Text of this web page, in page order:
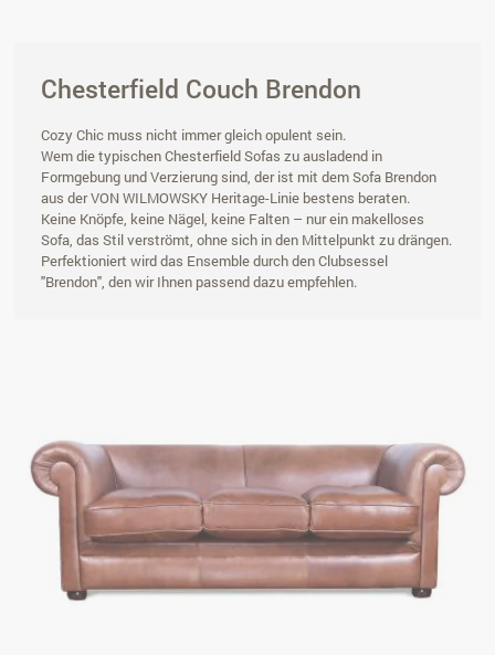
Chesterfield Couch Brendon
Cozy Chic muss nicht immer gleich opulent sein.
Wem die typischen Chesterfield Sofas zu ausladend in
Formgebung und Verzierung sind, der ist mit dem Sofa Brendon
aus der VON WILMOWSKY Heritage-Linie bestens beraten.
Keine Knöpfe, keine Nägel, keine Falten – nur ein makelloses
Sofa, das Stil verströmt, ohne sich in den Mittelpunkt zu drängen.
Perfektioniert wird das Ensemble durch den Clubsessel
"Brendon", den wir Ihnen passend dazu empfehlen.